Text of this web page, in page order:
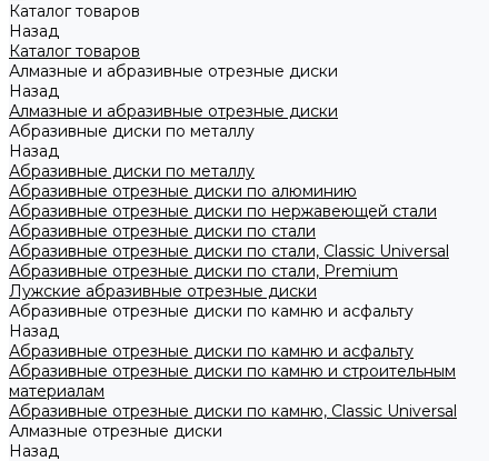
Каталог товаров
Назад
Каталог товаров
Алмазные и абразивные отрезные диски
Назад
Алмазные и абразивные отрезные диски
Абразивные диски по металлу
Назад
Абразивные диски по металлу
Абразивные отрезные диски по алюминию
Абразивные отрезные диски по нержавеющей стали
Абразивные отрезные диски по стали
Абразивные отрезные диски по стали, Classic Universal
Абразивные отрезные диски по стали, Premium
Лужские абразивные отрезные диски
Абразивные отрезные диски по камню и асфальту
Назад
Абразивные отрезные диски по камню и асфальту
Абразивные отрезные диски по камню и строительным
материалам
Абразивные отрезные диски по камню, Classic Universal
Алмазные отрезные диски
Назад